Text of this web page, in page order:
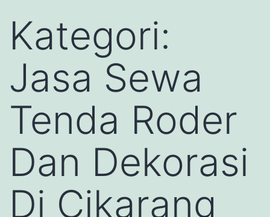
Kategori:
Jasa Sewa
Tenda Roder
Dan Dekorasi
Di Cikarang